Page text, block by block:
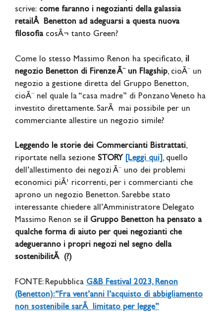
scrive: come faranno i negozianti della galassia
retailÂ Benetton ad adeguarsi a questa nuova
filosofiacosÃ¬ tanto Green?
Come lo stesso Massimo Renon ha specificato, il
negozio Benetton di Firenze Ã¨ un Flagship, cioÃ¨ un
negozio a gestione diretta del Gruppo Benetton,
cioÃ¨ nel quale la “casa madre” di Ponzano Veneto ha
investito direttamente. SarÃ mai possibile per un
commerciante allestire un negozio simile?
Leggendo le storie dei Commercianti Bistrattati,
riportate nella sezione STORY [Leggi qui] , quello
dell’allestimento dei negozi Ã¨ uno dei problemi
economici piÃ¹ ricorrenti, per i commercianti che
aprono un negozio Benetton. Sarebbe stato
interessante chiedere all’Amministratore Delegato
Massimo Renon se il Gruppo Benetton ha pensato a
qualche forma di aiuto per quei negozianti che
adegueranno i propri negozi nel segno della
sostenibilitÃ (?)
FONTE: Repubblica G&B Festival 2023, Renon
(Benetton): “Fra vent’anni l’acquisto di abbigliamento
non sostenibile sarÃ limitato per legge”